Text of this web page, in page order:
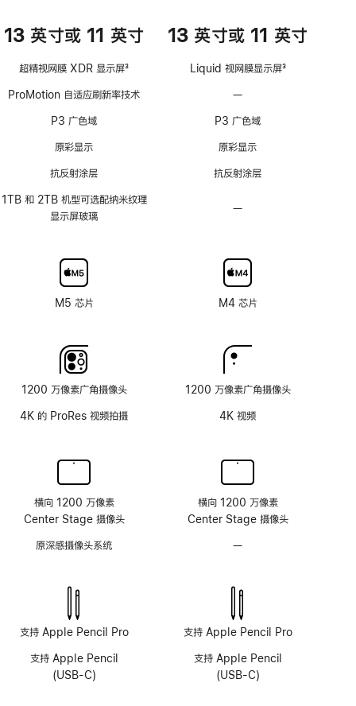
13 英寸或 11 英寸
超精视网膜 XDR 显示屏
注
3
ProMotion 自适应刷新率技术
P3 广色域
原彩显示
抗反射涂层
1TB 和 2TB 机型可选配纳米纹理
显示屏玻璃
M5 芯片
1200 万像素广角摄像头
4K 的 ProRes 视频拍摄
横向 1200 万像素
Center Stage 摄像头
原深感摄像头系统
支持 Apple Pencil Pro
支持 Apple Pencil
(USB-C)
13 英寸或 11 英寸
Liquid 视网膜显示屏3
—
持
ProMotion
适
技
术
P3 广色域
原彩显示
抗反射涂层
—
配
纳
纹
板
M4 芯片
1200 万像素广角摄像头
4K 视频
横向 1200 万像素
Center Stage 摄像头
—
像
系
统
支持 Apple Pencil Pro
支持 Apple Pencil
(USB-C)